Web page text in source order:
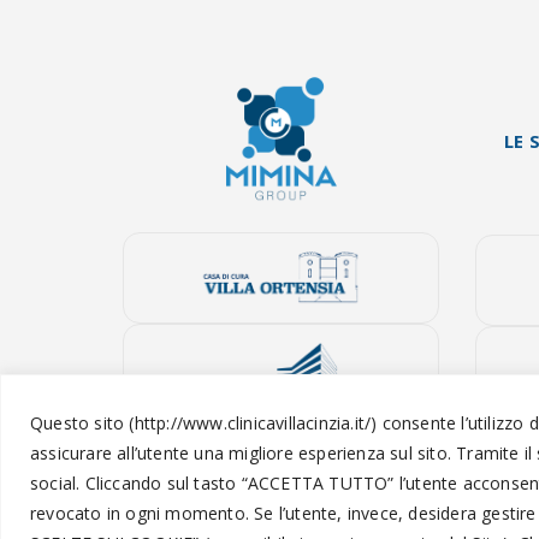
Questo sito (http://www.clinicavillacinzia.it/) consente
assicurare all’utente una migliore esperienza sul sito.
social. Cliccando sul tasto “ACCETTA TUTTO” l’utente
revocato in ogni momento.Se l’utente, invece, desidera
LE